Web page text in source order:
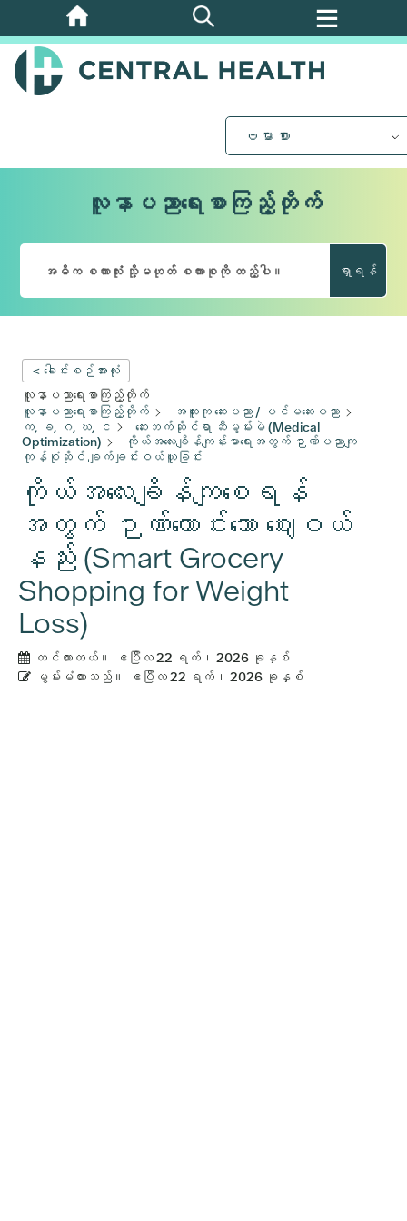
အဓိက
အကြောင်းအရာ
သို့
ဗမာစာ
လူနာပညာရေးစာကြည့်တိုက်
ရှာရန်
< ခေါင်းစဉ်အားလုံး
လူနာပညာရေးစာကြည့်တိုက်
လူနာပညာရေးစာကြည့်တိုက်
အထူးကု ဆေးပညာ / ပင်မဆေးပညာ
က, ခ, ဂ, ဃ, င
ဆေးဘက်ဆိုင်ရာ ဆီမွမ်းမဲ (Medical
Optimization)
ကိုယ်အလေးချိန်ကျန်းမာရေးအတွက် ဉာဏ်ပညာကျ
ကုန်စုံဆိုင် ချက်ချင်းဝယ်ယူခြင်း
ကိုယ်အလေးချိန်ကျစေရန်
အတွက် ဉာဏ်ကောင်းသော ဈေးဝယ်
နည်း (Smart Grocery
Shopping for Weight
Loss)
တင်ထားတယ်။
ဧပြီလ 22 ရက်၊ 2026 ခုနှစ်
မွမ်းမံထားသည်။
ဧပြီလ 22 ရက်၊ 2026 ခုနှစ်